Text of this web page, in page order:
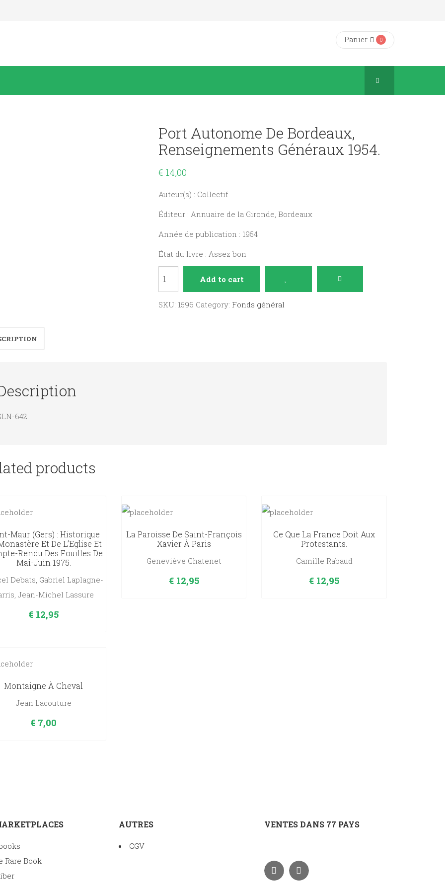
Panier 0
Port Autonome De Bordeaux,
Renseignements Généraux 1954.
€ 14,00
Auteur(s) : Collectif
Éditeur : Annuaire de la Gironde, Bordeaux
Année de publication : 1954
État du livre : Assez bon
de
Add to cart
SKU: 1596 Category: Fonds général
642.
products
Maur (Gers) : Historique
Et De L’Eglise Et
Rendu Des Fouilles De
Mai-Juin 1975.
Debats, Gabriel Laplagne-
Jean-Michel Lassure
€ 12,95
La Paroisse De Saint-François
Xavier À Paris
Geneviève Chatenet
€12,95
Ce Que La France Doit Aux
Protestants.
Camille Rabaud
€ 12,95
Montaigne À Cheval
Jean Lacouture
€ 7,00
Rare Book
AUTRES
CGV
VENTES DANS 77 PAYS